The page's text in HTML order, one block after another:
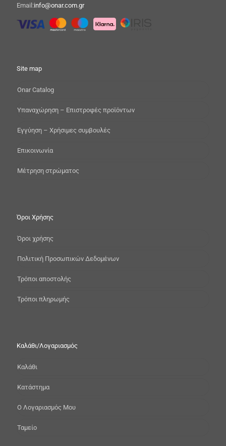
Email:info@onar.com.gr
Site map
Onar Catalog
Yπαναχώρηση – Επιστροφές προϊόντων
Εγγύηση – Χρήσιμες συμβουλές
Επικοινωνία
Μέτρηση στρώματος
Όροι Χρήσης
Όροι χρήσης
Πολιτική Προσωπικών Δεδομένων
Τρόποι αποστολής
Τρόποι πληρωμής
Καλάθι/Λογαριασμός
Καλάθι
Κατάστημα
Ο Λογαριασμός Μου
Ταμείο